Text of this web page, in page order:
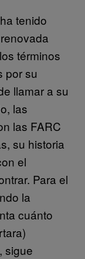
tenido
términos
por su
llamar a su
las
las FARC
su historia
el
Para el
la
cuánto
sigue